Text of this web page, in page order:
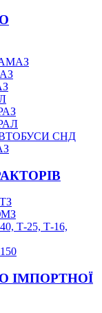
СНД
Т-25, Т-16,
ІМПОРТНОЇ